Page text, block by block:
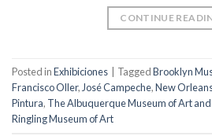
CONTINUE
Posted inExhibiciones TaggedBrooklyn
Francisco Oller,José Campeche,New
Pintura, The Albuquerque Museum of Art
Ringling Museum of Art